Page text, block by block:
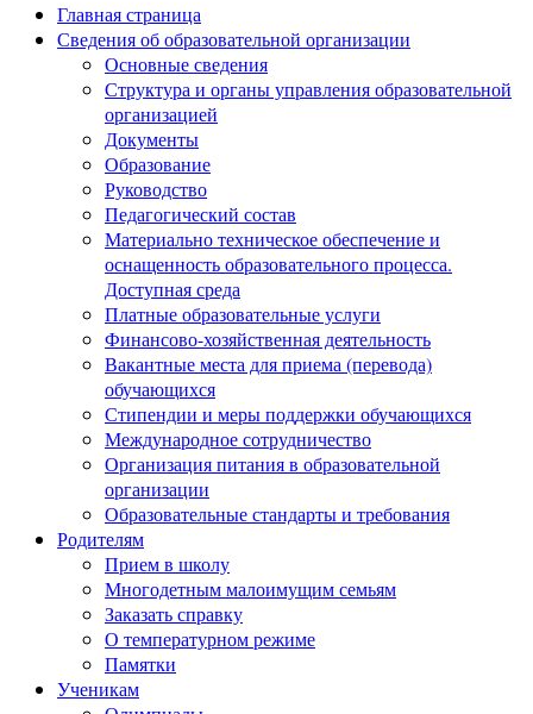
Главная страница
Сведения об образовательной организации
Основные сведения
Структура и органы управления образовательной
организацией
Документы
Образование
Руководство
Педагогический состав
Материально техническое обеспечение и
оснащенность образовательного процесса.
Доступная среда
Платные образовательные услуги
Финансово-хозяйственная деятельность
Вакантные места для приема (перевода)
обучающихся
Стипендии и меры поддержки обучающихся
Международное сотрудничество
Организация питания в образовательной
организации
Образовательные стандарты и требования
Родителям
Прием в школу
Многодетным малоимущим семьям
Заказать справку
О температурном режиме
Памятки
Ученикам